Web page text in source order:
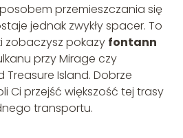
przemieszczania się
jednak zwykły spacer. To
zobaczysz pokazy fontann
przy Mirage czy
Island. Dobrze
Ci przejść większość tej trasy
transportu.